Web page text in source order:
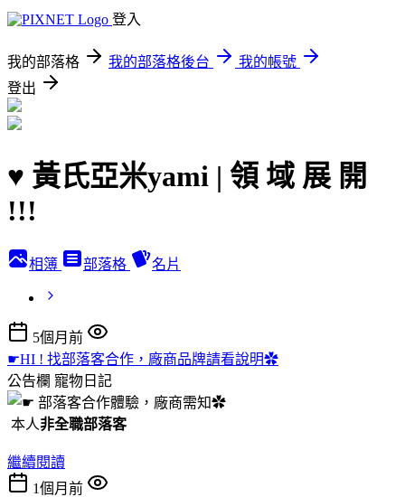
登入
我的部落格 我的部落格後台
我的帳號
登出
♥ 黃氏亞米yami | 領 域 展 開
!!!
相簿 部落格 名片
5個月前
☛HI ! 找部落客合作，廠商品牌請看說明✿
公告欄 寵物日記
本人非全職部落客
繼續閱讀
1個月前